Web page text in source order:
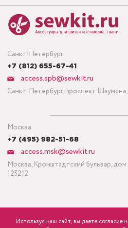
Санкт-Петербург
+7 (812) 655-67-41
access.spb@sewkit.ru
Санкт-Петербург, проспект Шаумяна,
Москва
+7 (495) 982-51-68
access.msk@sewkit.ru
Москва, Кронштадтский бульвар,
125212
ПОДПИСАТЬСЯ
Используя наш сайт, вы даете согласие